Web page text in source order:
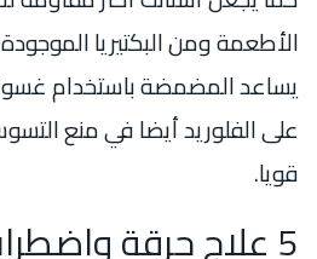
الأطعمة ومن البكتيريا
يساعد المضمضة باستخدام
على الفلوريد أيضا في منع
قويا.
5 علاج حرقة واضطرابات الأكل :